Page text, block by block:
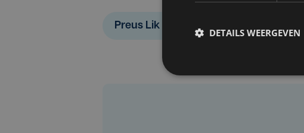
Preus Lik 30
DETAILS WEERGEVEN